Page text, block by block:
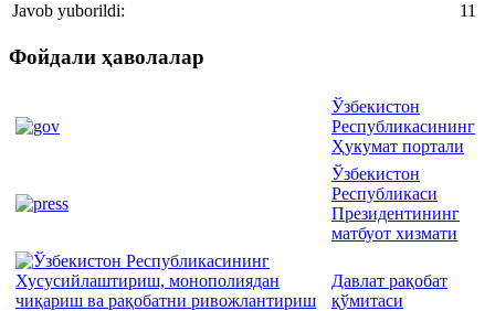
Javob yuborildi:
11
Фойдали ҳаволалар
Ўзбекистон
Республикасининг
Ҳукумат портали
Ўзбекистон
Республикаси
Президентининг
матбуот хизмати
Давлат рақобат
қўмитаси